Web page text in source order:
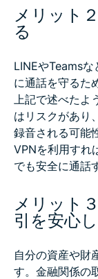
メリット
る
LINEやTeams
に通話を守るた
上記で述べた
はリスクがあり
録音される可能
VPNを利用すれ
でも安全に通話
メリット
引を安心
自分の資産や財
す。金融関係の